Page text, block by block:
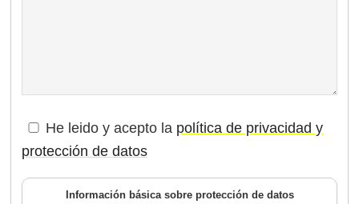
He leido y acepto la política de privacidad y
protección de datos
Información básica sobre protección de datos